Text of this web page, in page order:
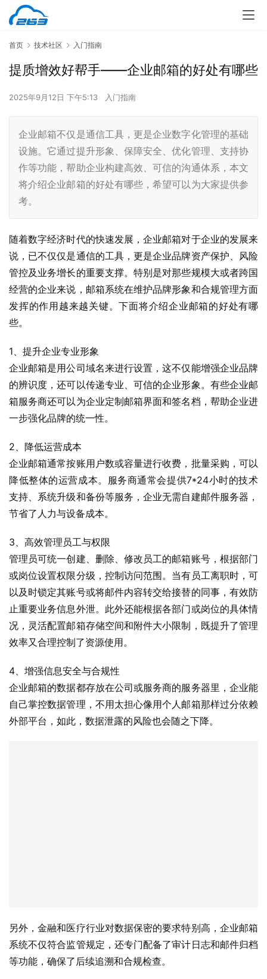
首页 技术社区 入门指南
提质增效好帮手——企业邮箱的好处有哪些
2025年9月12日 下午5:13 入门指南
企业邮箱不仅是通信工具，更是企业数字化管理的基础
设施。它通过提升形象、保障安全、优化管理、支持协
作等功能，帮助企业构建高效、可信的沟通体系，本文
将介绍企业邮箱的好处有哪些，希望可以为大家提供参
考。
随着数字经济时代的快速发展，企业邮箱对于企业的发展来
说，已不仅仅是通信的工具，更是企业品牌资产保护、风险
管控及业务增长的重要支撑。特别是对那些规模大或者跨国
经营的企业来说，邮箱系统在维护品牌形象和合规管理方面
发挥的作用越来越关键。下面将介绍企业邮箱的好处有哪
些。
1、提升企业专业形象
企业邮箱是用公司域名来进行设置，这不仅能增强企业品牌
的辨识度，还可以传递专业、可信的企业形象。有些企业邮
箱服务商还可以为企业定制邮箱界面和签名档，帮助企业进
一步强化品牌的统一性。
2、降低运营成本
企业邮箱通常按账用户数或容量进行收费，批量采购，可以
降低整体的运营成本。服务商通常会提供7*24小时的技术
支持、系统升级和备份等服务，企业无需自建邮件服务器，
节省了人力与设备成本。
3、高效管理员工与权限
管理员可统一创建、删除、修改员工的邮箱账号，根据部门
或岗位设置权限分级，控制访问范围。当有员工离职时，可
以及时锁定其账号或将邮件内容转交给接替的同事，有效防
止重要业务信息外泄。此外还能根据各部门或岗位的具体情
况，灵活配置邮箱存储空间和附件大小限制，既提升了管理
效率又合理控制了资源使用。
4、增强信息安全与合规性
企业邮箱的数据都存放在公司或服务商的服务器里，企业能
自己掌控数据管理，不用太担心像用个人邮箱那样过分依赖
外部平台，如此，数据泄露的风险也会随之下降。
另外，金融和医疗行业对数据保密的要求特别高，企业邮箱
系统不仅符合监管规定，还专门配备了审计日志和邮件归档
等功能，确保了后续追溯和合规检查。